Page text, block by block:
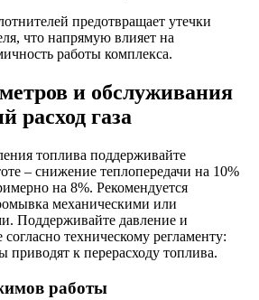
предотвращает утечки
что напрямую влияет на
работы комплекса.
и обслуживания
расход газа
топлива поддерживайте
– снижение теплопередачи на 10%
на 8%. Рекомендуется
механическими или
Поддерживайте давление и
техническому регламенту:
приводят к перерасходу топлива.
работы